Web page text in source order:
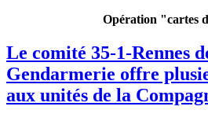
Opération "cartes
Le comité 35-1-Rennes
Gendarmerie offre
aux unités de la